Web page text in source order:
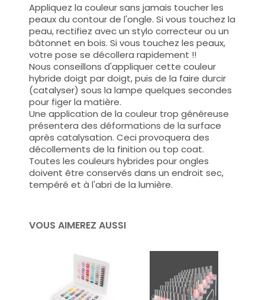
Appliquez la couleur sans jamais toucher les
peaux du contour de l'ongle. Si vous touchez la
peau, rectifiez avec un stylo correcteur ou un
bâtonnet en bois. Si vous touchez les peaux,
votre pose se décollera rapidement !!
Nous conseillons d'appliquer cette couleur
hybride doigt par doigt, puis de la faire durcir
(catalyser) sous la lampe quelques secondes
pour figer la matière.
Une application de la couleur trop généreuse
présentera des déformations de la surface
après catalysation. Ceci provoquera des
décollements de la finition ou top coat.
Toutes les couleurs hybrides pour ongles
doivent être conservés dans un endroit sec,
tempéré et à l'abri de la lumière.
VOUS AIMEREZ AUSSI